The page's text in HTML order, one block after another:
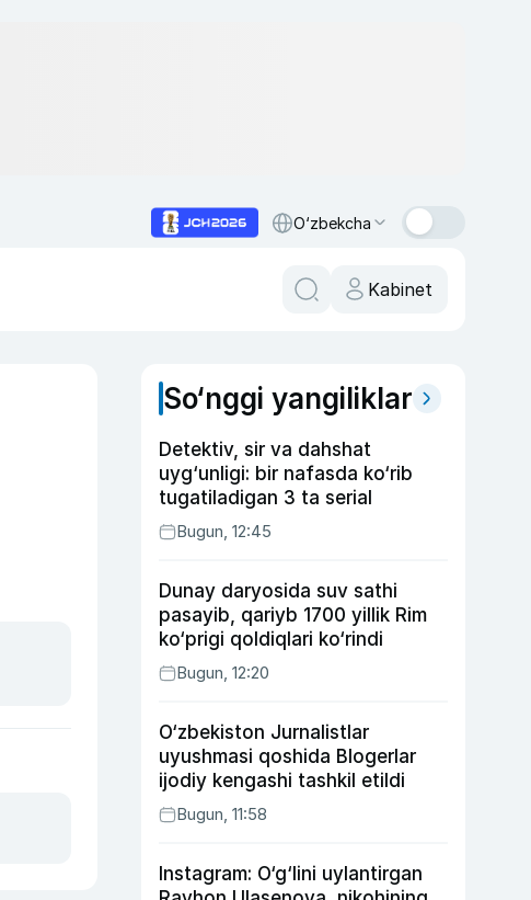
O‘zbekcha
Kabinet
So‘nggi yangiliklar
Detektiv, sir va dahshat
uyg‘unligi: bir nafasda ko‘rib
tugatiladigan 3 ta serial
Bugun, 12:45
Dunay daryosida suv sathi
pasayib, qariyb 1700 yillik Rim
ko‘prigi qoldiqlari ko‘rindi
Bugun, 12:20
O‘zbekiston Jurnalistlar
uyushmasi qoshida Blogerlar
ijodiy kengashi tashkil etildi
Bugun, 11:58
Instagram: O‘g‘lini uylantirgan